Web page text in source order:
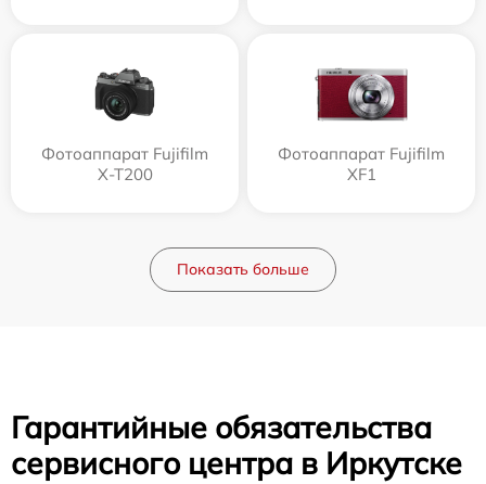
Фотоаппарат Fujifilm
X-T200
Фотоаппарат Fujifilm
XF1
Показать больше
Гарантийные обязательства
сервисного центра в Иркутске